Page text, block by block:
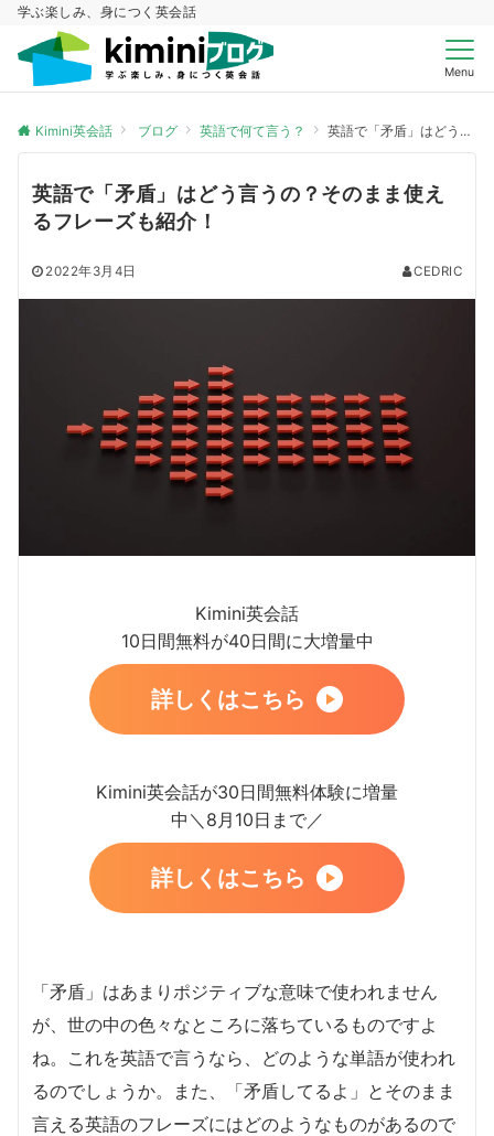
学ぶ楽しみ、身につく英会話
Menu
Kimini英会話 ブログ 英語で何て言う？ 英語で「矛盾」はどう言うの？そのまま使えるフレーズも紹介！
英語で「矛盾」はどう言うの？そのまま使え
るフレーズも紹介！
2022年3月4日 CEDRIC
Kimini英会話
10日間無料が40日間に大増量中
詳しくはこちら
Kimini英会話が30日間無料体験に増量
中＼8月10日まで／
詳しくはこちら
「矛盾」はあまりポジティブな意味で使われません
が、世の中の色々なところに落ちているものですよ
ね。これを英語で言うなら、どのような単語が使われ
るのでしょうか。また、「矛盾してるよ」とそのまま
言える英語のフレーズにはどのようなものがあるので